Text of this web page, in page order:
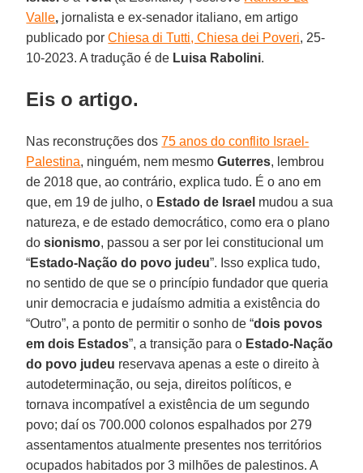
Valle, jornalista e ex-senador italiano, em artigo
publicado por Chiesa di Tutti, Chiesa dei Poveri, 25-
10-2023. A tradução é de Luisa Rabolini.
Eis o artigo.
Nas reconstruções dos75 anos do conflito Israel-
Palestina, ninguém, nem mesmoGuterres, lembrou
de 2018 que, ao contrário, explica tudo. É o ano em
que, em 19 de julho, o Estado de Israel mudou a sua
natureza, e de estado democrático, como era o plano
dosionismo, passou a ser por lei constitucional um
“Estado-Nação do povo judeu”. Isso explica tudo,
no sentido de que se o princípio fundador que queria
unir democracia e judaísmo admitia a existência do
“Outro”, a ponto de permitir o sonho de “dois povos
em dois Estados”, a transição para o Estado-Nação
do povo judeu reservava apenas a este o direito à
autodeterminação, ou seja, direitos políticos, e
tornava incompatível a existência de um segundo
povo; daí os 700.000 colonos espalhados por 279
assentamentos atualmente presentes nos territórios
ocupados habitados por 3 milhões de palestinos. A